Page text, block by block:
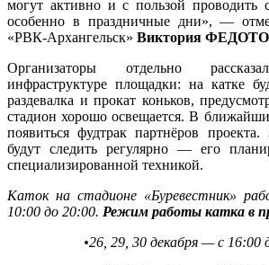
могут активно и с пользой проводить
особенно в праздничные дни», —
«РВК-Архангельск» Виктория
Организаторы отдельно
инфраструктуре площадки: на катке
раздевалка и прокат коньков,
стадион хорошо освещается. В
появиться фудтрак партнёров проекта.
будут следить регулярно — его
специализированной техникой.
Каток на стадионе «Буревестник»
10:00 до 20:00. Режим работы катка в
•26, 29, 30 декабря — с 16:00